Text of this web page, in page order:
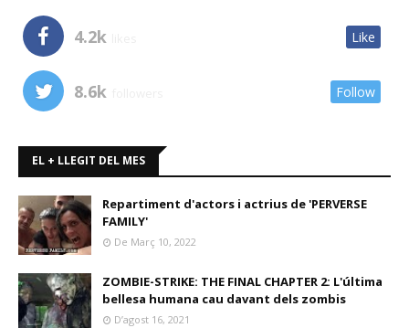
4.2k Like
8.6k Follow
EL + LLEGIT DEL MES
Repartiment d'actors i actrius de 'PERVERSE
FAMILY'
De Març 10, 2022
ZOMBIE-STRIKE: THE FINAL CHAPTER 2: L'última
bellesa humana cau davant dels zombis
D’agost 16, 2021